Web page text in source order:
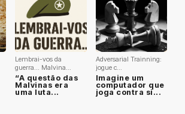
Lembrai-vos da
guerra… Malvina...
“A questão das
Malvinas era
uma luta...
Adversarial Trainning:
jogue c...
Imagine um
computador que
joga contra si...